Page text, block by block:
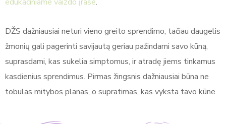
DŽS dažniausiai neturi vieno greito sprendimo, tačiau daugelis
žmonių gali pagerinti savijautą geriau pažindami savo kūną,
suprasdami, kas sukelia simptomus, ir atradę jiems tinkamus
kasdienius sprendimus. Pirmas žingsnis dažniausiai būna ne
tobulas mitybos planas, o supratimas, kas vyksta tavo kūne.